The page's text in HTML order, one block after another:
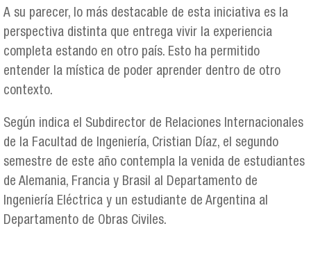
A su parecer, lo más destacable de esta iniciativa es la
perspectiva distinta que entrega vivir la experiencia
completa estando en otro país. Esto ha permitido
entender la mística de poder aprender dentro de otro
contexto.
Según indica el Subdirector de Relaciones Internacionales
de la Facultad de Ingeniería, Cristian Díaz, el segundo
semestre de este año contempla la venida de estudiantes
de Alemania, Francia y Brasil al Departamento de
Ingeniería Eléctrica y un estudiante de Argentina al
Departamento de Obras Civiles.